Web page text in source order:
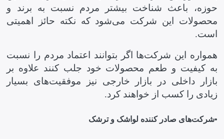
حوزه، باعث شناخت بیشتر مردم نسبت به برند و
محصولات این شرکت می‌شود که نکته حائز اهمیتی
است.
همواره این شرکت‌ها اگر بتوانند اعتماد مردم را نسبت
به کیفیت و طعم محصولات خود جلب کنند علاوه بر
بازار داخلی در بازار خارجی نیز موفقیت‌های بسیار
زیادی را کسب از خواهند کرد.
•شرکت‌های صادر کننده لواشک و ترشک